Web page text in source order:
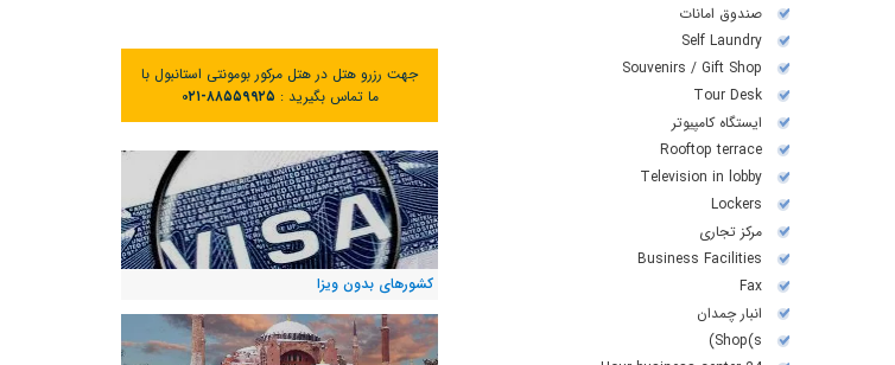
صندوق امانات
Self Laundry
Souvenirs / Gift Shop
Tour Desk
ایستگاه کامپیوتر
Rooftop terrace
Television in lobby
Lockers
مرکز تجاری
Business Facilities
Fax
انبار چمدان
Shop(s)
جهت رزرو هتل در هتل مرکور بومونتی استانبول با
ما تماس بگیرید : ۰۲۱-۸۸۵۵۹۹۲۵
کشورهای بدون ویزا